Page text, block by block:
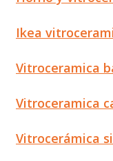
Ikea
Vitroceramica
Vitroceramica
Vitrocerámica